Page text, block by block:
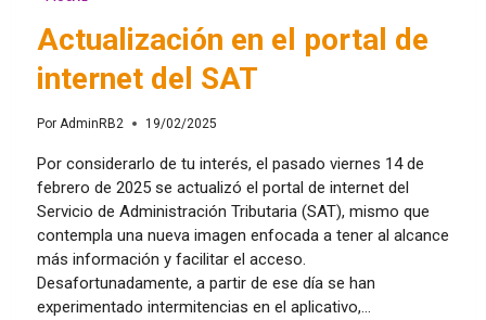
Actualización en el portal de
internet del SAT
Por AdminRB2 19/02/2025
Por considerarlo de tu interés, el pasado viernes 14 de
febrero de 2025 se actualizó el portal de internet del
Servicio de Administración Tributaria (SAT), mismo que
contempla una nueva imagen enfocada a tener al alcance
más información y facilitar el acceso.
Desafortunadamente, a partir de ese día se han
experimentado intermitencias en el aplicativo,…